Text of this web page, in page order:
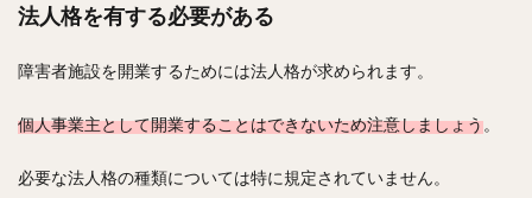
法人格を有する必要がある
障害者施設を開業するためには法人格が求められます。
個人事業主として開業することはできないため注意しましょう。
必要な法人格の種類については特に規定されていません。